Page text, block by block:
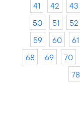
41
42 43
50
51 52
59
60 61
68
69 70
78